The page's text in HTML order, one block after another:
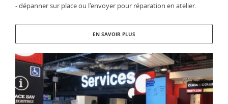
- dépanner sur place ou l'envoyer pour réparation en atelier.
EN SAVOIR PLUS